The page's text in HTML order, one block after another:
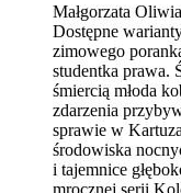
Małgorzata
Dostępne
zimowego
studentka prawa.
śmiercią młoda
zdarzenia
sprawie w
środowiska
i tajemnice
mrocznej serii